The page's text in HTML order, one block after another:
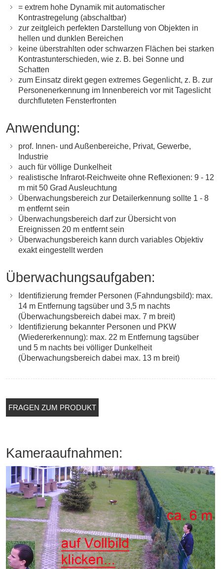
= extrem hohe Dynamik mit automatischer
Kontrastregelung (abschaltbar)
zur zeitgleich perfekten Darstellung von Objekten in
hellen und dunklen Bereichen
keine überstrahlten oder schwarzen Flächen bei starken
Kontrastunterschieden, wie z. B. bei Sonne und
Schatten
zum Einsatz direkt gegen extremes Gegenlicht, z. B. zur
Personenerkennung im Innenbereich vor mit Tageslicht
durchfluteten Fensterfronten
Anwendung:
prof. Innen- und Außenbereiche, Privat, Gewerbe,
Industrie
auch für völlige Dunkelheit
realistische Infrarot-Reichweite ohne Reflexionen: 9 - 12
m mit 50 Grad Ausleuchtung
Überwachungsbereich zur Detailerkennung sollte 1 - 8
m entfernt sein
Überwachungsbereich darf zur Übersicht von
Ereignissen 20 m entfernt sein
Überwachungsbereich kann durch variables Objektiv
exakt eingestellt werden
Überwachungsaufgaben:
Identifizierung fremder Personen (Fahndungsbild): max.
14 m Entfernung tagsüber und 3,5 m nachts
(Überwachungsbereich dabei max. 7 m breit)
Identifizierung bekannter Personen und PKW
(Wiedererkennung): max. 22 m Entfernung tagsüber
und 5 m nachts bei völliger Dunkelheit
(Überwachungsbereich dabei max. 13 m breit)
FRAGEN ZUM PRODUKT
Kameraaufnahmen: